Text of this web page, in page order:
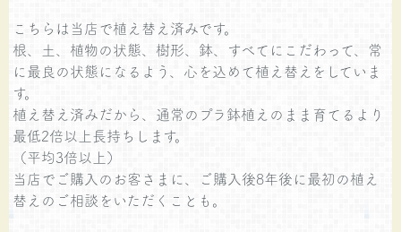
こちらは当店で植え替え済みです。
根、土、植物の状態、樹形、鉢、すべてにこだわって、常
に最良の状態になるよう、心を込めて植え替えをしていま
す。
植え替え済みだから、通常のプラ鉢植えのまま育てるより
最低2倍以上長持ちします。
（平均3倍以上）
当店でご購入のお客さまに、ご購入後8年後に最初の植え
替えのご相談をいただくことも。